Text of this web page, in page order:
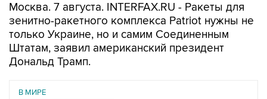
Москва. 7 августа. INTERFAX.RU - Ракеты для
зенитно-ракетного комплекса Patriot нужны не
только Украине, но и самим Соединенным
Штатам, заявил американский президент
Дональд Трамп.
В МИРЕ